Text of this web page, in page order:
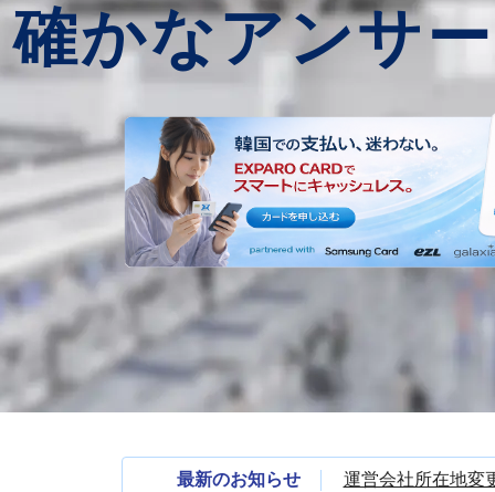
確かなアンサ
最新のお知らせ 運営会社所在地変